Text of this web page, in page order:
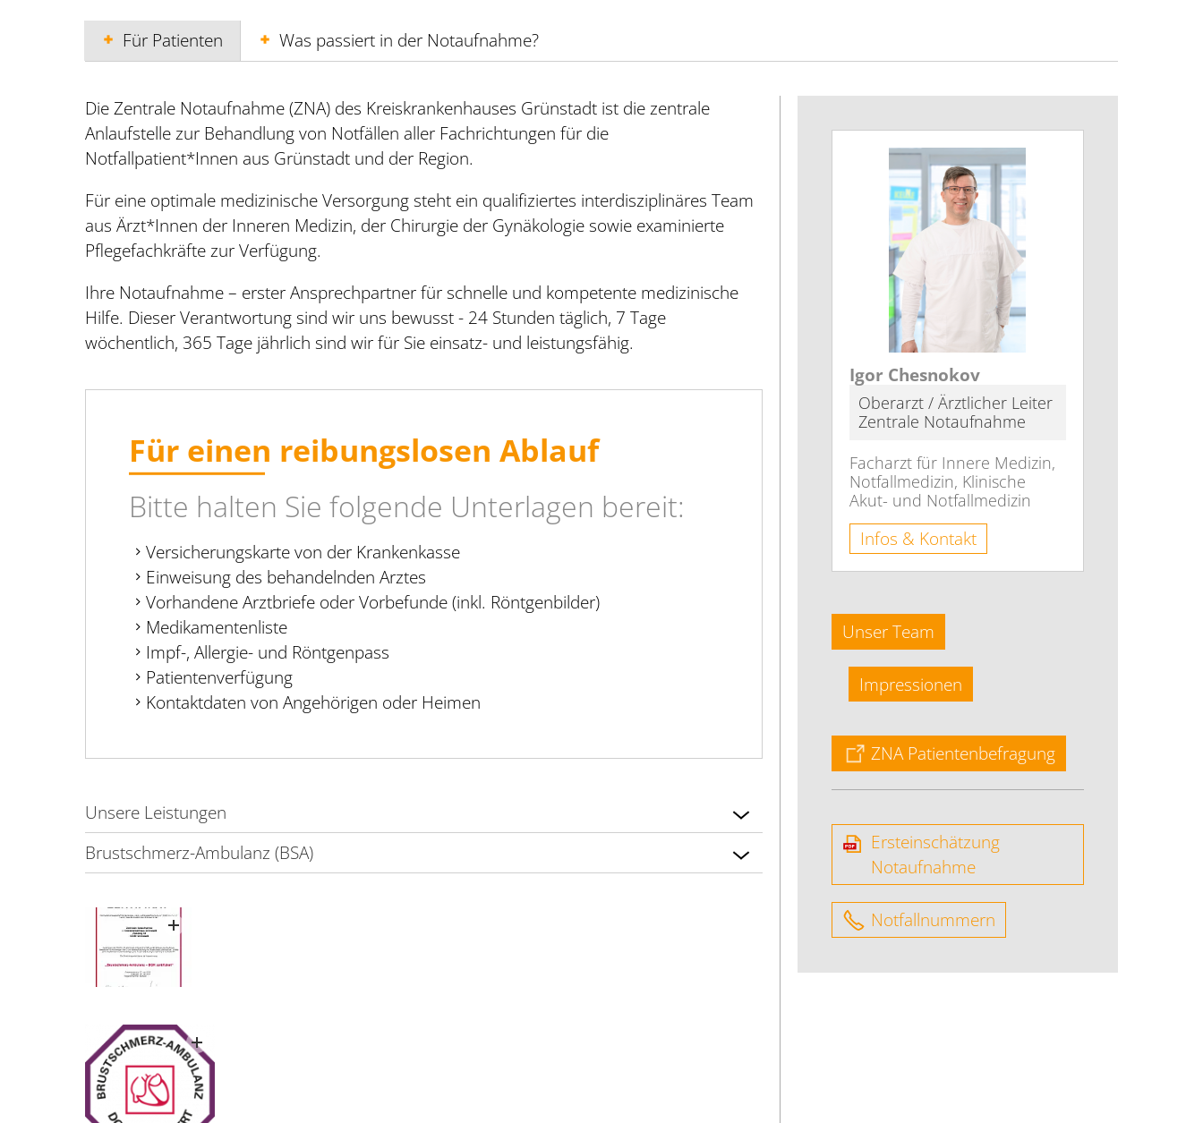
Für Patienten Was passiert in der Notaufnahme?
Die Zentrale Notaufnahme (ZNA) des Kreiskrankenhauses Grünstadt ist die zentrale
Anlaufstelle zur Behandlung von Notfällen aller Fachrichtungen für die
Notfallpatient*Innen aus Grünstadt und der Region.
Für eine optimale medizinische Versorgung steht ein qualifiziertes interdisziplinäres Team
aus Ärzt*Innen der Inneren Medizin, der Chirurgie der Gynäkologie sowie examinierte
Pflegefachkräfte zur Verfügung.
Ihre Notaufnahme – erster Ansprechpartner für schnelle und kompetente medizinische
Hilfe. Dieser Verantwortung sind wir uns bewusst - 24 Stunden täglich, 7 Tage
wöchentlich, 365 Tage jährlich sind wir für Sie einsatz- und leistungsfähig.
Für einen reibungslosen Ablauf
Bitte halten Sie folgende Unterlagen bereit:
Versicherungskarte von der Krankenkasse
Einweisung des behandelnden Arztes
Vorhandene Arztbriefe oder Vorbefunde (inkl. Röntgenbilder)
Medikamentenliste
Impf-, Allergie- und Röntgenpass
Patientenverfügung
Kontaktdaten von Angehörigen oder Heimen
Unsere Leistungen
Brustschmerz-Ambulanz (BSA)
Igor Chesnokov
Oberarzt / Ärztlicher Leiter
Zentrale Notaufnahme
Facharzt für Innere Medizin,
Notfallmedizin, Klinische
Akut- und Notfallmedizin
Infos & Kontakt
Unser Team
Impressionen
ZNA Patientenbefragung
Ersteinschätzung
Notaufnahme
Notfallnummern